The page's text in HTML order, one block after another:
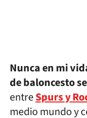
Nunca en mi
de baloncesto
entreSpurs y
medio mundo y